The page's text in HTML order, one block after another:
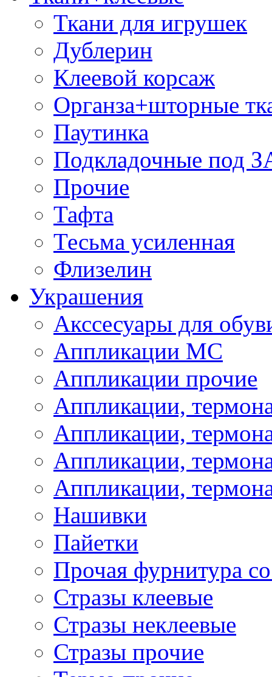
Ткани для игрушек
Дублерин
Клеевой корсаж
Органза+шторные
Паутинка
Подкладочные под
Прочие
Тафта
Тесьма усиленная
Флизелин
Украшения
Акссесуары для
Аппликации МС
Аппликации прочие
Аппликации,
Аппликации,
Аппликации,
Аппликации,
Нашивки
Пайетки
Прочая фурнитура
Стразы клеевые
Стразы неклеевые
Стразы прочие